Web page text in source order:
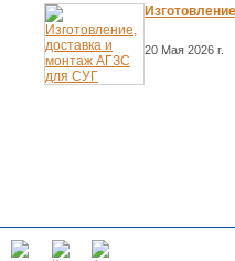
20 Мая 2026 г.